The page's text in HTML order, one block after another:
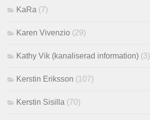
KaRa (7)
Karen Vivenzio (29)
Kathy Vik (kanaliserad information) (3)
Kerstin Eriksson (107)
Kerstin Sisilla (70)